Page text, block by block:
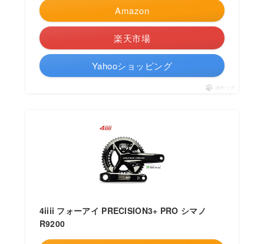
Amazon
楽天市場
Yahooショッピング
ポチップ
4iiii フォーアイ PRECISION3+ PRO シマノ
R9200